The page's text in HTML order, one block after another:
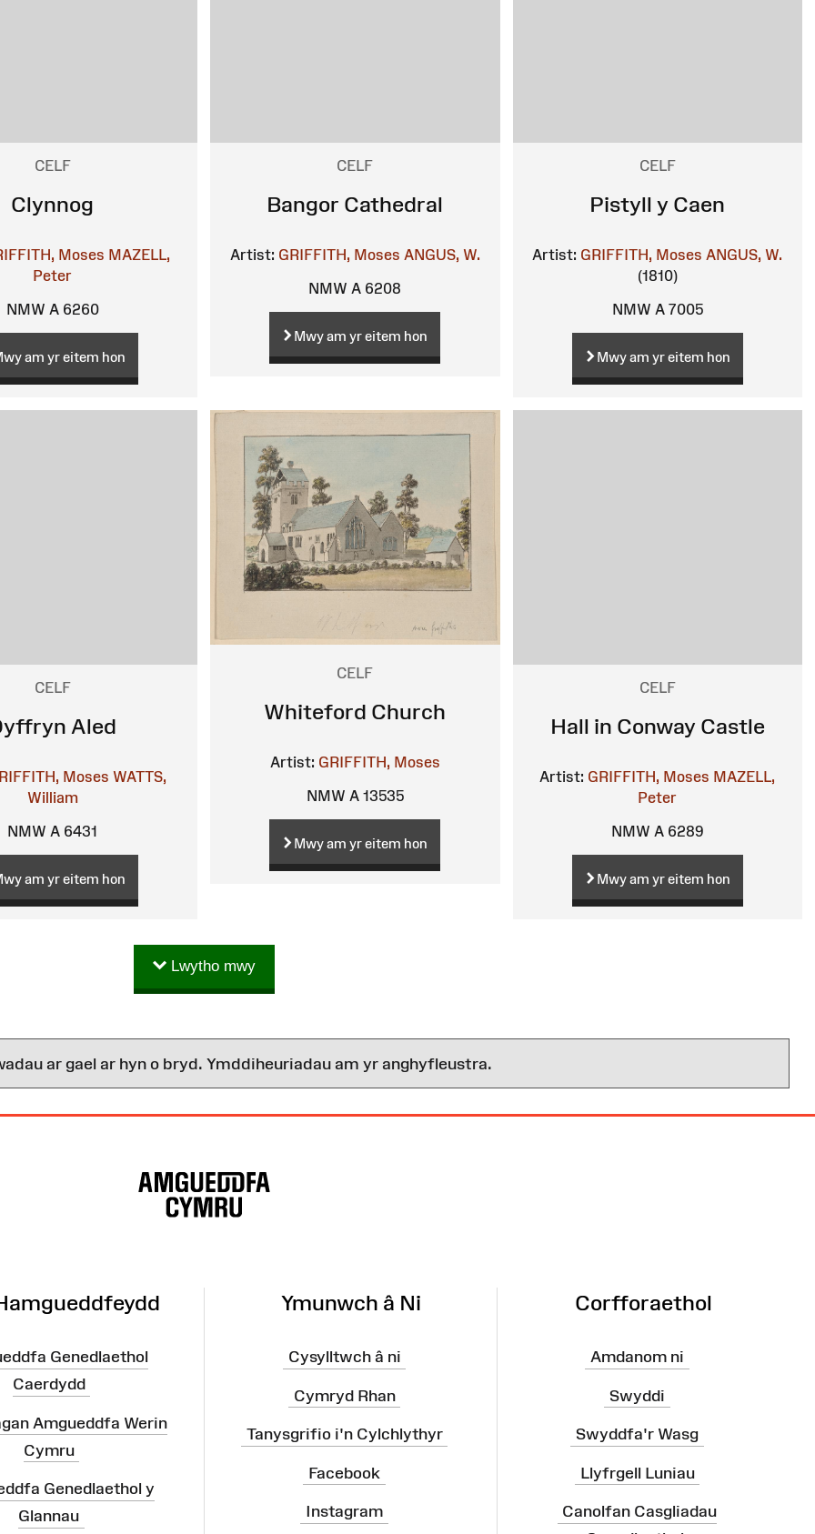
CELF
Clynnog
Moses MAZELL,
Peter
NMW A 6260
am yr eitem hon
CELF
Bangor Cathedral
Artist: GRIFFITH, Moses ANGUS, W.
NMW A 6208
Mwy am yr eitem hon
CELF
Pistyll y Caen
Artist: GRIFFITH, Moses ANGUS, W.
(1810)
NMW A 7005
Mwy am yr eitem hon
CELF
Aled
Moses WATTS,
William
NMW A 6431
am yr eitem hon
CELF
Whiteford Church
Artist: GRIFFITH, Moses
NMW A 13535
Mwy am yr eitem hon
CELF
Hall in Conway Castle
Artist: GRIFFITH, Moses MAZELL,
Peter
NMW A 6289
Mwy am yr eitem hon
Lwytho mwy
ar gael ar hyn o bryd. Ymddiheuriadau am yr anghyfleustra.
Genedlaethol
Caerdydd
Amgueddfa Werin
Cymru
Genedlaethol y
Glannau
Ymunwch â Ni
Cysylltwch â ni
Cymryd Rhan
Tanysgrifio i'n Cylchlythyr
Facebook
Instagram
Corfforaethol
Amdanom ni
Swyddi
Swyddfa'r Wasg
Llyfrgell Luniau
Canolfan Casgliadau